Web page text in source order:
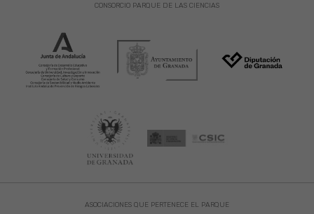
ASOCIACIONES QUE PERTENECE EL PARQUE
CONSORCIO PARQUE DE LAS CIENCIAS